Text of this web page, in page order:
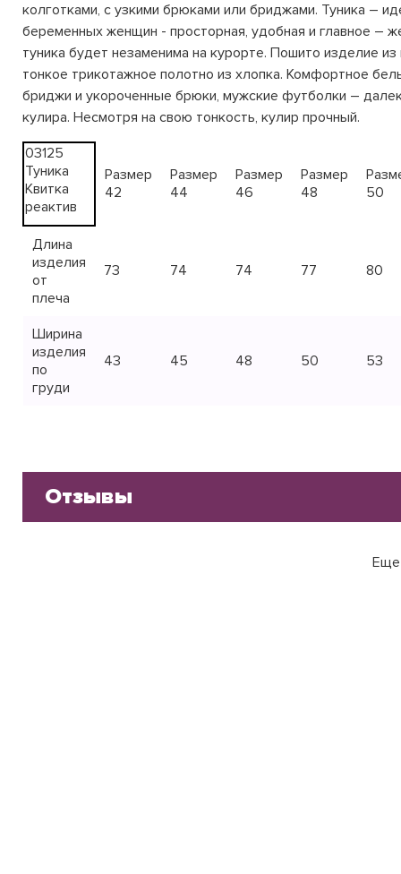
колготками, с узкими брюками или бриджами. Туника –
беременных женщин - просторная, удобная и главное –
туника будет незаменима на курорте. Пошито изделие
тонкое трикотажное полотно из хлопка. Комфортное
бриджи и укороченные брюки, мужские футболки –
кулира. Несмотря на свою тонкость, кулир прочный.
03125
Туника
Квитка
реактив
Размер
42
Размер
44
Размер
46
Размер
48
50
Длина
изделия
от
плеча
73 74 74 77 80
Ширина
изделия
по
груди
43 45 48 50 53
Отзывы
Еще